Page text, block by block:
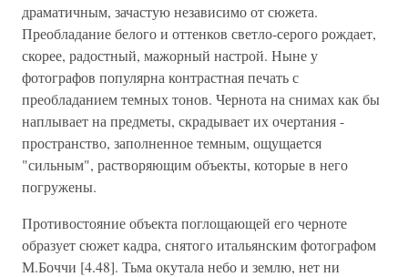
драматичным, зачастую независимо от сюжета.
Преобладание белого и оттенков светло-серого рождает,
скорее, радостный, мажорный настрой. Ныне у
фотографов популярна контрастная печать с
преобладанием темных тонов. Чернота на снимах как бы
наплывает на предметы, скрадывает их очертания -
пространство, заполненное темным, ощущается
"сильным", растворяющим объекты, которые в него
погружены.
Противостояние объекта поглощающей его черноте
образует сюжет кадра, снятого итальянским фотографом
М.Боччи [4.48]. Тьма окутала небо и землю, нет ни